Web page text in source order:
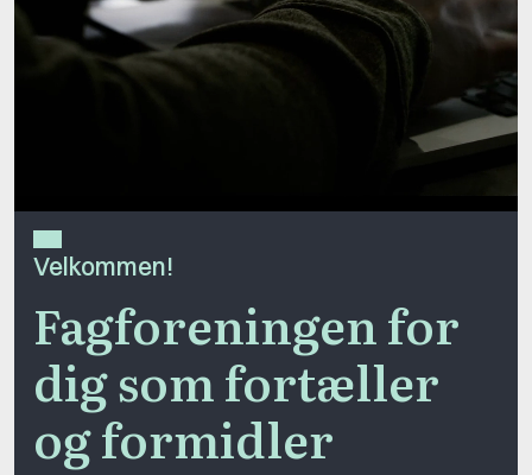
Velkommen!
Fagforeningen for
dig som fortæller
og formidler